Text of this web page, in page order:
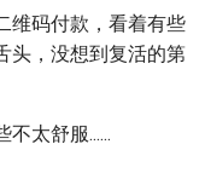
维码付款，看着有些
头，没想到复活的第
太舒服......